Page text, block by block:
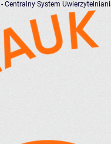
- Centralny System